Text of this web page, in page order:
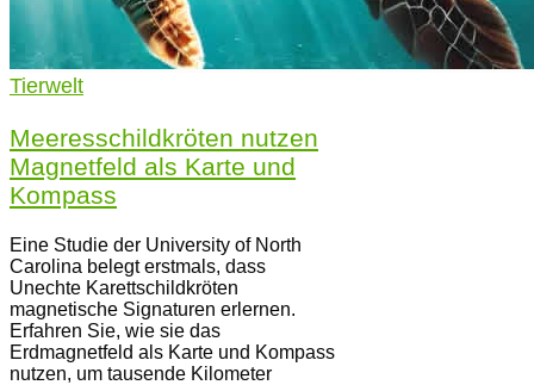
Tierwelt
Meeresschildkröten nutzen
Magnetfeld als Karte und
Kompass
Eine Studie der University of North
Carolina belegt erstmals, dass
Unechte Karettschildkröten
magnetische Signaturen erlernen.
Erfahren Sie, wie sie das
Erdmagnetfeld als Karte und Kompass
nutzen, um tausende Kilometer